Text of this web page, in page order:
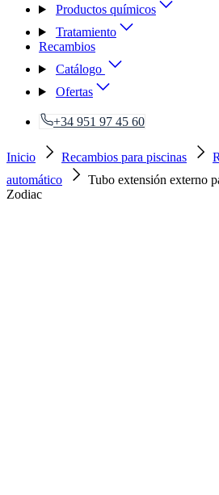
Productos químicos
Tratamiento
Recambios
Catálogo
Ofertas
+34 951 97 45 60
Inicio Recambios para piscinas
automático
Tubo extensión externo
Zodiac